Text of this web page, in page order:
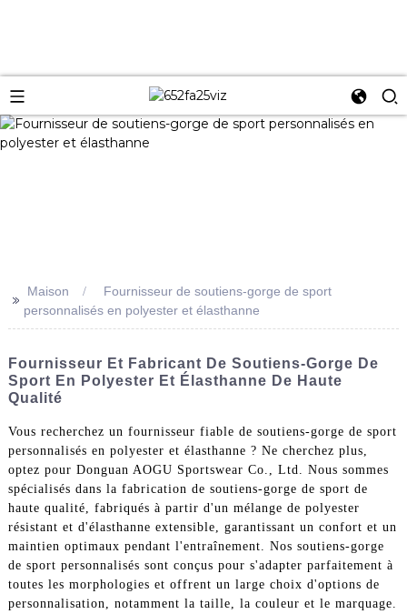
>> Maison
Fournisseur de soutiens-gorge de sport
personnalisés en polyester et élasthanne
Fournisseur Et Fabricant De Soutiens-Gorge De
Sport En Polyester Et Élasthanne De Haute
Qualité
Vous recherchez un fournisseur fiable de soutiens-gorge de sport
personnalisés en polyester et élasthanne ? Ne cherchez plus,
optez pour Donguan AOGU Sportswear Co., Ltd. Nous sommes
spécialisés dans la fabrication de soutiens-gorge de sport de
haute qualité, fabriqués à partir d'un mélange de polyester
résistant et d'élasthanne extensible, garantissant un confort et un
maintien optimaux pendant l'entraînement. Nos soutiens-gorge
de sport personnalisés sont conçus pour s'adapter parfaitement à
toutes les morphologies et offrent un large choix d'options de
personnalisation, notamment la taille, la couleur et le marquage.